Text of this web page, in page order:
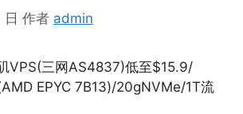
作者 admin
VPS(三网AS4837)低至$15.9/
EPYC 7B13)/20gNVMe/1T流